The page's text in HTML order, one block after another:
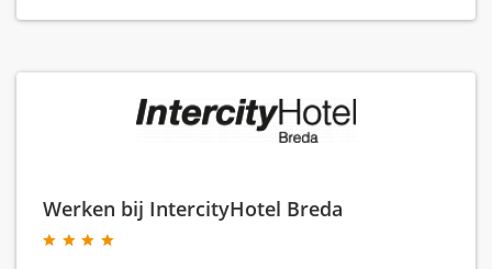
Werken bij IntercityHotel Breda